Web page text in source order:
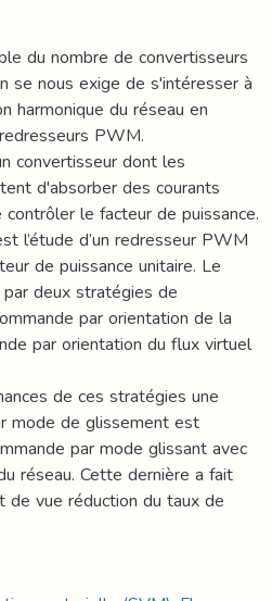
du nombre de convertisseurs
se nous exige de s'intéresser à
harmonique du réseau en
PWM.
convertisseur dont les
d'absorber des courants
le facteur de puissance.
l’étude d’un redresseur PWM
de puissance unitaire. Le
deux stratégies de
par orientation de la
par orientation du flux virtuel
de ces stratégies une
mode de glissement est
par mode glissant avec
réseau. Cette dernière a fait
de vue réduction du taux de